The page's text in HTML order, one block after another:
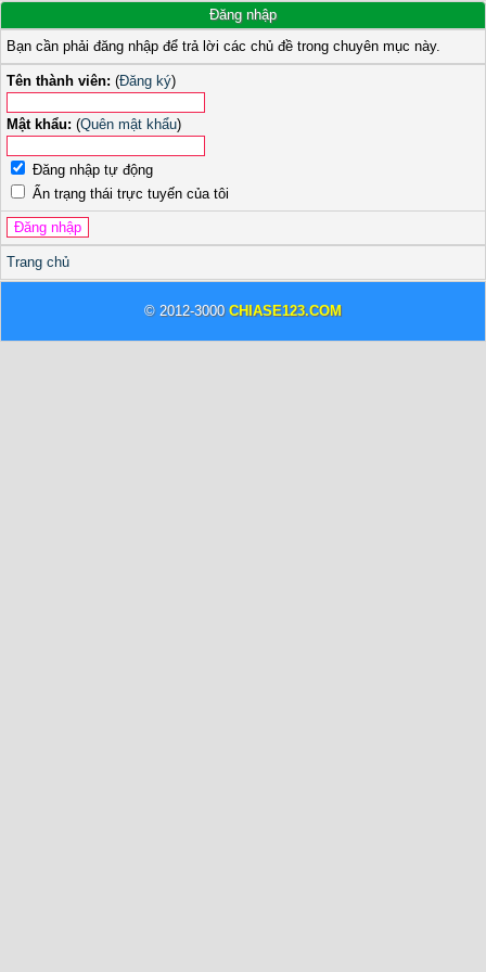
Đăng nhập
Bạn cần phải đăng nhập để trả lời các chủ đề trong chuyên mục này.
Tên thành viên: (Đăng ký)
Mật khẩu: (Quên mật khẩu)
Đăng nhập tự động
Ẩn trạng thái trực tuyến của tôi
Trang chủ
© 2012-3000 CHIASE123.COM